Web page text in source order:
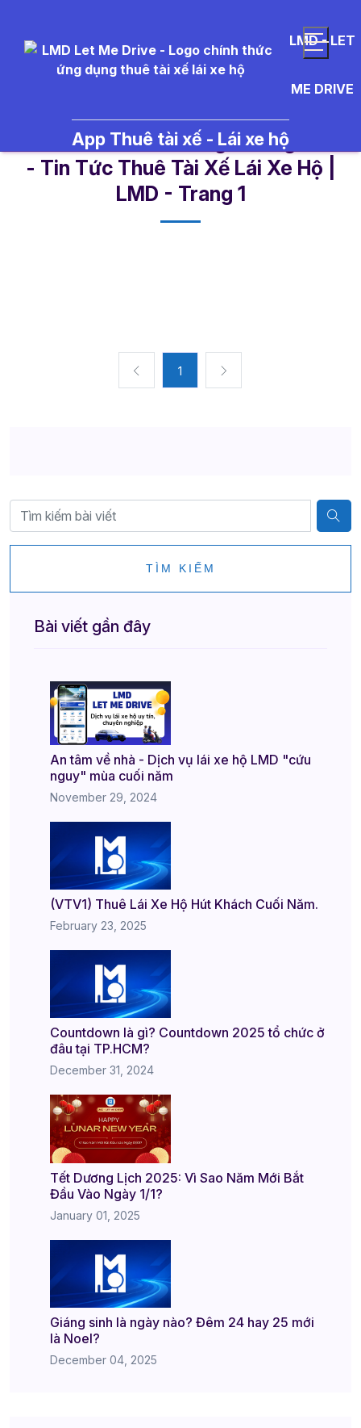
LMD - LET
ME DRIVE
App Thuê tài xế - Lái xe hộ
- Tin Tức Thuê Tài Xế Lái Xe Hộ |
LMD - Trang 1​
1
TÌM KIẾM
Bài viết gần đây
An tâm về nhà - Dịch vụ lái xe hộ LMD "cứu
nguy" mùa cuối năm
November 29, 2024
(VTV1) Thuê Lái Xe Hộ Hút Khách Cuối Năm.
February 23, 2025
Countdown là gì? Countdown 2025 tổ chức ở
đâu tại TP.HCM?
December 31, 2024
Tết Dương Lịch 2025: Vì Sao Năm Mới Bắt
Đầu Vào Ngày 1/1?
January 01, 2025
Giáng sinh là ngày nào? Đêm 24 hay 25 mới
là Noel?
December 04, 2025